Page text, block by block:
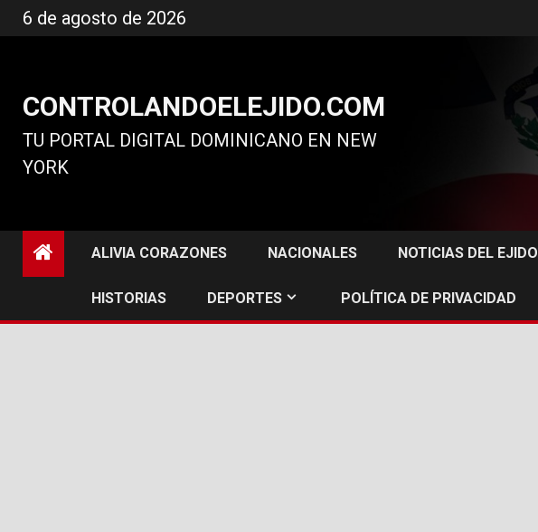
al
6 de agosto de 2026
CONTROLANDOELEJIDO.COM
TU PORTAL DIGITAL DOMINICANO EN NEW
YORK
ALIVIA CORAZONES NACIONALES NOTICIAS DEL EJIDO
HISTORIAS DEPORTES POLÍTICA DE PRIVACIDAD